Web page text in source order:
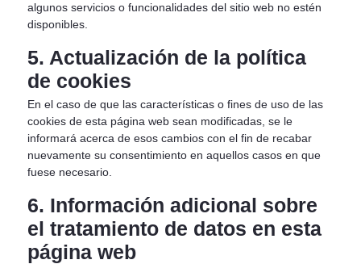
algunos servicios o funcionalidades del sitio web no estén
disponibles.
5. Actualización de la política
de cookies
En el caso de que las características o fines de uso de las
cookies de esta página web sean modificadas, se le
informará acerca de esos cambios con el fin de recabar
nuevamente su consentimiento en aquellos casos en que
fuese necesario.
6. Información adicional sobre
el tratamiento de datos en esta
página web